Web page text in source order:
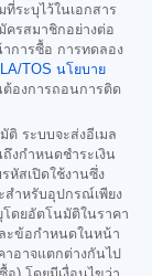
ระบุไว้ในเอกสาร
ครสมาชิกอย่างต่อ
าการซื้อ การทดลอง
TOS นโยบาย
องการถอนการติด
ติ ระบบจะส่งอีเมล
งกำหนดชำระเงิน
หัสเปิดใช้งานซึ่ง
สำหรับอุปกรณ์เพียง
ดยอัตโนมัติในราคา
ะข้อกำหนดในหน้า
าอาจแตกต่างกันไป